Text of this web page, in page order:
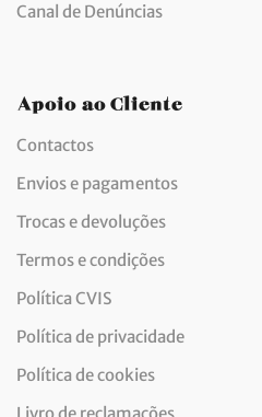
Canal de Denúncias
Apoio ao Cliente
Contactos
Envios e pagamentos
Trocas e devoluções
Termos e condições
Política CVIS
Política de privacidade
Política de cookies